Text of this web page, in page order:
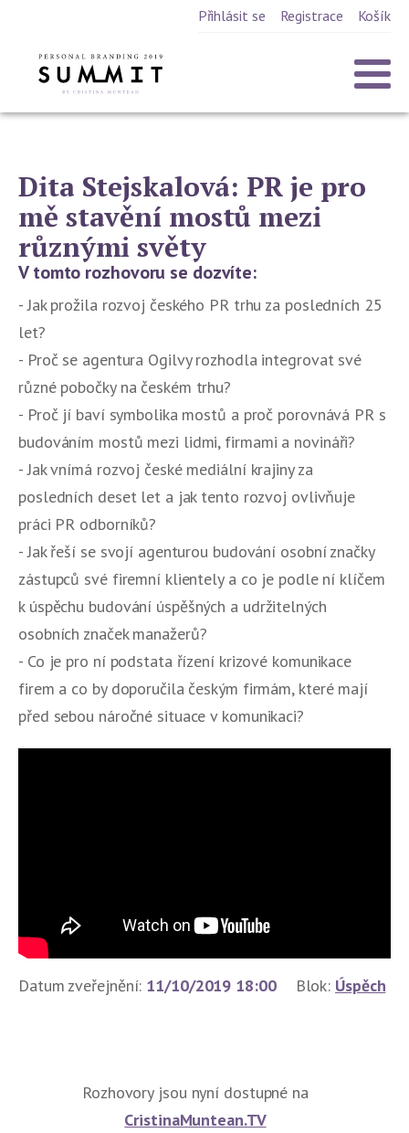
Přihlásit se Registrace Košík
Datum zveřejnění: 11/10/2019 18:00 Blok: Úspěch
Dita Stejskalová: PR je pro
mě stavění mostů mezi
různými světy
V tomto rozhovoru se dozvíte:
- Jak prožila rozvoj českého PR trhu za posledních 25
let?
- Proč se agentura Ogilvy rozhodla integrovat své
různé pobočky na českém trhu?
- Proč jí baví symbolika mostů a proč porovnává PR s
budováním mostů mezi lidmi, firmami a novináři?
- Jak vnímá rozvoj české mediální krajiny za
posledních deset let a jak tento rozvoj ovlivňuje
práci PR odborníků?
- Jak řeší se svojí agenturou budování osobní značky
zástupců své firemní klientely a co je podle ní klíčem
k úspěchu budování úspěšných a udržitelných
osobních značek manažerů?
- Co je pro ní podstata řízení krizové komunikace
firem a co by doporučila českým firmám, které mají
před sebou náročné situace v komunikaci?
Rozhovory jsou nyní dostupné na
CristinaMuntean.TV